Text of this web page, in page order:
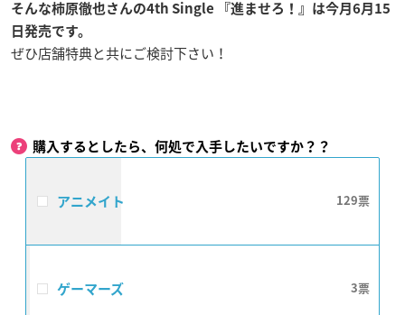
そんな柿原徹也さんの4th Single 『進ませろ！』は今月6月15
日発売です。
ぜひ店舗特典と共にご検討下さい！
購入するとしたら、何処で入手したいですか？？
アニメイト 129
ゲーマーズ 3